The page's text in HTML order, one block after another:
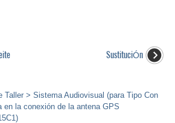
SustituciÓn
Taller > Sistema Audiovisual (para Tipo Con
en la conexión de la antena GPS